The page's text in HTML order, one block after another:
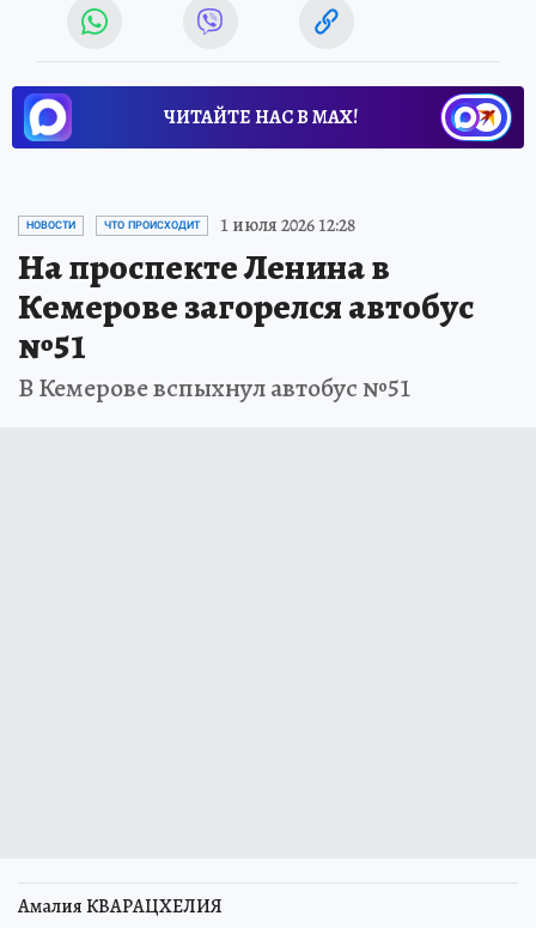
ЧИТАЙТЕ НАС В МАХ!
НОВОСТИ ЧТО ПРОИСХОДИТ 1 июля 2026 12:28
На проспекте Ленина в
Кемерове загорелся автобус
№51
В Кемерове вспыхнул автобус №51
Амалия КВАРАЦХЕЛИЯ